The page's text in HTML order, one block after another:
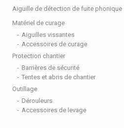
Aiguille de détection de fuite phonique
Matériel de curage
Aiguilles vissantes
Accessoires de curage
Protection chantier
Barrières de sécurité
Tentes et abris de chantier
Outillage
Dérouleurs
Accessoires de levage